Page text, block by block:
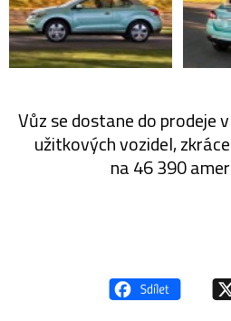
Vůz se dostane do prodeje
užitkových vozidel,
na 46 390